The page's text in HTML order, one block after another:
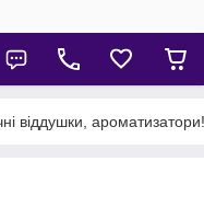
віддушки, ароматизатори!